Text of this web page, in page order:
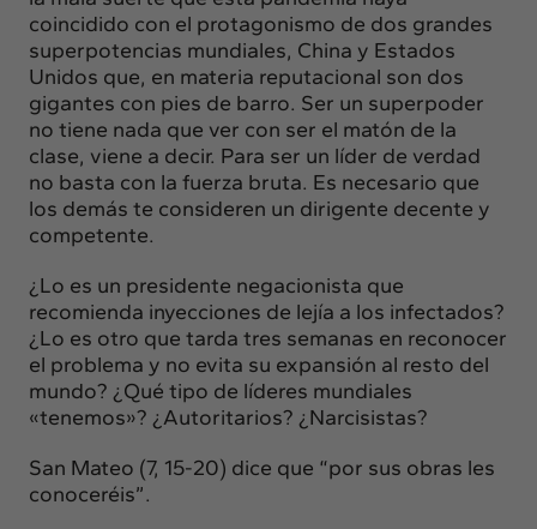
coincidido con el protagonismo de dos grandes
superpotencias mundiales, China y Estados
Unidos que, en materia reputacional son dos
gigantes con pies de barro. Ser un superpoder
no tiene nada que ver con ser el matón de la
clase, viene a decir. Para ser un líder de verdad
no basta con la fuerza bruta. Es necesario que
los demás te consideren un dirigente decente y
competente.
¿Lo es un presidente negacionista que
recomienda inyecciones de lejía a los infectados?
¿Lo es otro que tarda tres semanas en reconocer
el problema y no evita su expansión al resto del
mundo? ¿Qué tipo de líderes mundiales
«tenemos»? ¿Autoritarios? ¿Narcisistas?
San Mateo (7, 15-20) dice que “por sus obras les
conoceréis”.